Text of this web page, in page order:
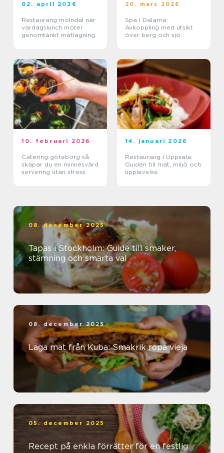
02. april 2026
Restaurang mölndal när
vardagslunch möter
genomtänkt matlagning
20. mars 2026
Spa i Dalarna:
Avkoppling med utsikt
över berg och sjö
10. februari 2026
Catering göteborg så
skapar du en minnesvärd
servering utan stress
14. januari 2026
Restaurang i Uppsala:
Guiden till mat, miljö och
upplevelse
08. december 2025
Tapas i Stockholm: Guide till smaker,
stämning och smarta val
08. december 2025
Laga mat från Kuba: Smakrik ropa vieja
05. december 2025
Recept på enkla förrätter för en festlig